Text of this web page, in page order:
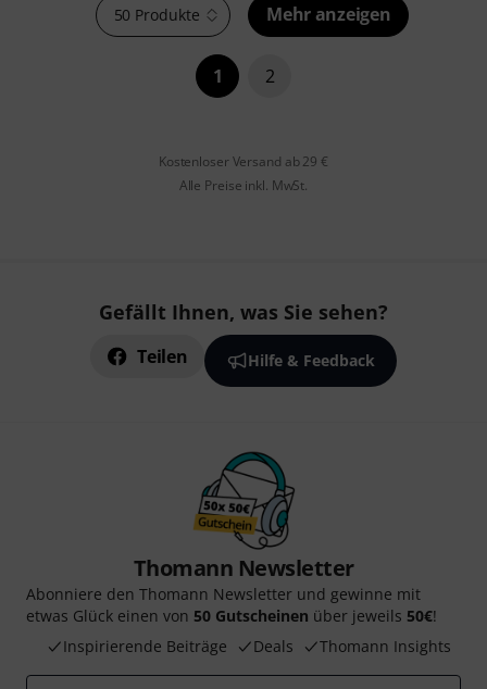
50 Produkte Mehr anzeigen
1 2
Kostenloser Versand ab 29 €
Alle Preise inkl. MwSt.
Gefällt Ihnen, was Sie sehen?
Teilen Hilfe & Feedback
Thomann Newsletter
Abonniere den Thomann Newsletter und gewinne mit
etwas Glück einen von 50 Gutscheinen über jeweils 50€!
Inspirierende Beiträge
Deals Thomann Insights